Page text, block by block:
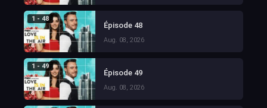
1 - 48
Épisode 48
Aug. 08, 2026
1 - 49
Épisode 49
Aug. 08, 2026